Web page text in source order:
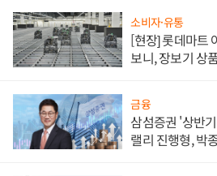
소비자·유통
[현장] 롯데마트
보니, 장보기 상
금융
삼섬증권 '상반
랠리 진행형, 박